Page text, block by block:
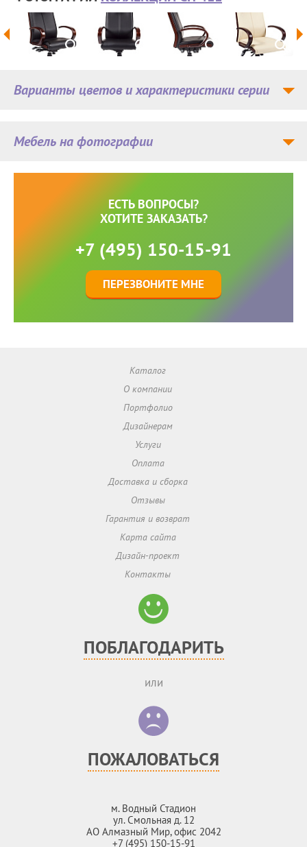
Мебель на фотографии
Варианты цветов и характеристики серии
ЕСТЬ ВОПРОСЫ?
ХОТИТЕ ЗАКАЗАТЬ?
+7 (495) 150-15-91
ПЕРЕЗВОНИТЕ МНЕ
Каталог
О компании
Портфолио
Дизайнерам
Услуги
Оплата
Доставка и сборка
Отзывы
Гарантия и возврат
Карта сайта
Дизайн-проект
Контакты
ПОБЛАГОДАРИТЬ
или
ПОЖАЛОВАТЬСЯ
м. Водный Стадион
ул. Смольная д. 12
АО Алмазный Мир, офис 2042
+7 (495) 150-15-91